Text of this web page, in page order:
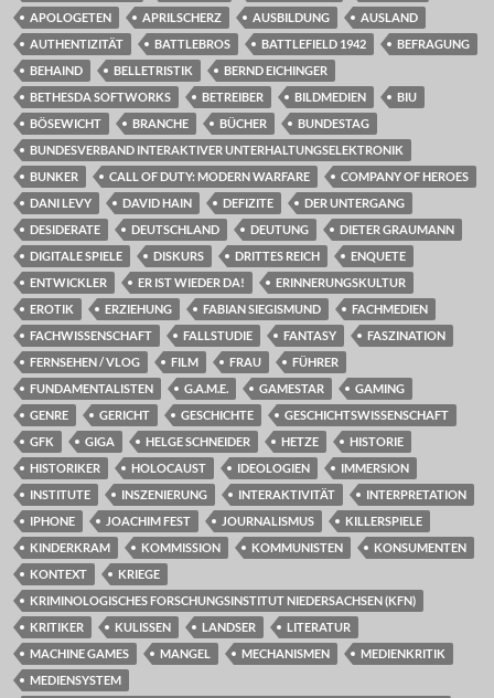
APOLOGETEN
APRILSCHERZ AUSBILDUNG
AUSLAND
AUTHENTIZITÄT
BATTLEBROS BATTLEFIELD 1942
BEFRAGUNG
BEHAIND
BELLETRISTIK
BERND EICHINGER
BETHESDA SOFTWORKS
BETREIBER BILDMEDIEN
BIU
BÖSEWICHT
BRANCHE BÜCHER
BUNDESTAG
BUNDESVERBAND INTERAKTIVER UNTERHALTUNGSELEKTRONIK
BUNKER
CALL OF DUTY: MODERN WARFARE
COMPANY OF HEROES
DANI LEVY
DAVID HAIN DEFIZITE
DER UNTERGANG
DESIDERATE
DEUTSCHLAND DEUTUNG
DIETER GRAUMANN
DIGITALE SPIELE
DISKURS DRITTES REICH
ENQUETE
ENTWICKLER
ER IST WIEDER DA!
ERINNERUNGSKULTUR
EROTIK
ERZIEHUNG FABIAN SIEGISMUND
FACHMEDIEN
FACHWISSENSCHAFT
FALLSTUDIE FANTASY
FASZINATION
FERNSEHEN / VLOG
FILM FRAU
FÜHRER
FUNDAMENTALISTEN
G.A.M.E. GAMESTAR
GAMING
GENRE
GERICHT GESCHICHTE
GESCHICHTSWISSENSCHAFT
GFK
GIGA HELGE SCHNEIDER HETZE
HISTORIE
HISTORIKER
HOLOCAUST IDEOLOGIEN
IMMERSION
INSTITUTE
INSZENIERUNG INTERAKTIVITÄT
INTERPRETATION
IPHONE
JOACHIM FEST JOURNALISMUS
KILLERSPIELE
KINDERKRAM
KOMMISSION KOMMUNISTEN
KONSUMENTEN
KONTEXT
KRIEGE
KRIMINOLOGISCHES FORSCHUNGSINSTITUT NIEDERSACHSEN (KFN)
KRITIKER
KULISSEN LANDSER
LITERATUR
MACHINE GAMES
MANGEL MECHANISMEN
MEDIENKRITIK
MEDIENSYSTEM